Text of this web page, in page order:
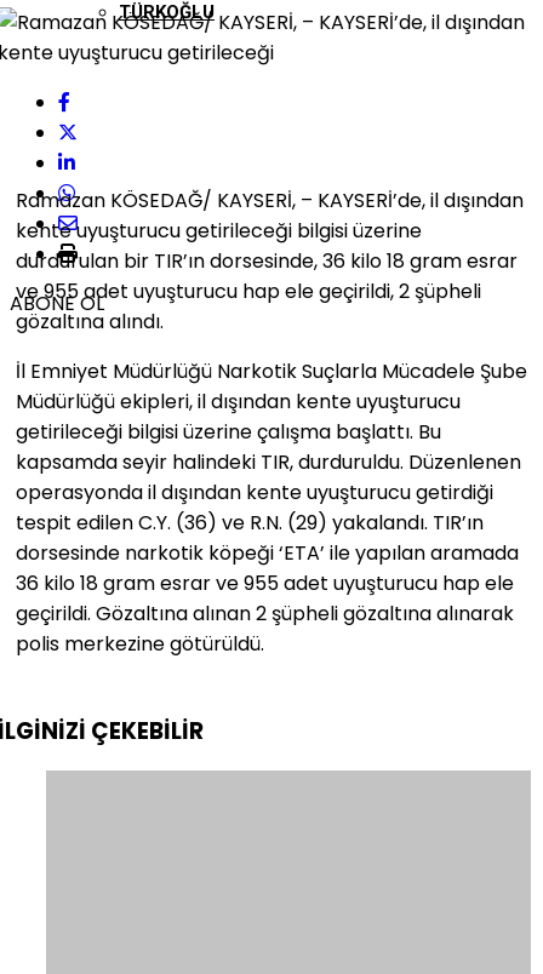
TÜRKOĞLU
ABONE OL
Ramazan KÖSEDAĞ/ KAYSERİ, – KAYSERİ’de, il dışından
kente uyuşturucu getirileceği bilgisi üzerine
durdurulan bir TIR’ın dorsesinde, 36 kilo 18 gram esrar
ve 955 adet uyuşturucu hap ele geçirildi, 2 şüpheli
gözaltına alındı.
İl Emniyet Müdürlüğü Narkotik Suçlarla Mücadele Şube
Müdürlüğü ekipleri, il dışından kente uyuşturucu
getirileceği bilgisi üzerine çalışma başlattı. Bu
kapsamda seyir halindeki TIR, durduruldu. Düzenlenen
operasyonda il dışından kente uyuşturucu getirdiği
tespit edilen C.Y. (36) ve R.N. (29) yakalandı. TIR’ın
dorsesinde narkotik köpeği ‘ETA’ ile yapılan aramada
36 kilo 18 gram esrar ve 955 adet uyuşturucu hap ele
geçirildi. Gözaltına alınan 2 şüpheli gözaltına alınarak
polis merkezine götürüldü.
ÇEKEBİLİR